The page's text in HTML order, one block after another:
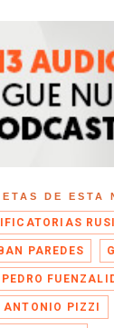
DE ESTA
PAREDES
ANTONIO PIZZI